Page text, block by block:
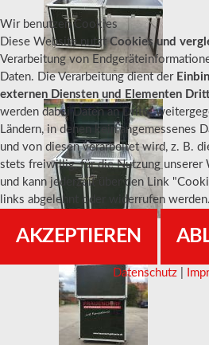
Wir benutzen Cookies
Diese Website nutztCookies und
Verarbeitung von
Daten. Die Verarbeitung dient der
externen Diensten und Elementen
werden dabei Daten an Dritte
Ländern, in denen kein angemessenes
und von diesen verarbeitet wird, z. B.
stets freiwillig, für die Nutzung unserer
und kann jederzeit über den Link
links abgelehnt oder widerrufen werden.
AKZEPTIEREN
Datenschutz